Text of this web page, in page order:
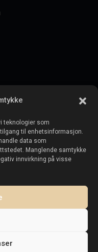
teknologier som
til enhetsinformasjon.
data som
Manglende samtykke
innvirkning på visse